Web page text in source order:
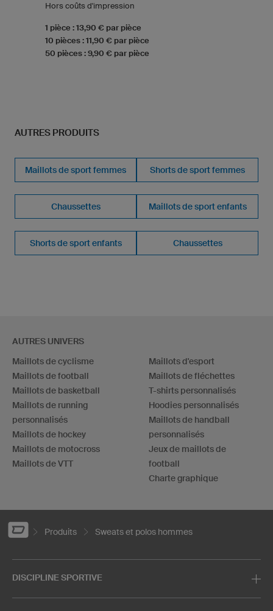
Hors coûts d'impression
1 pièce : 13,90 € par pièce
10 pièces : 11,90 € par pièce
50 pièces : 9,90 € par pièce
AUTRES PRODUITS
Maillots de sport femmes Shorts de sport femmes
Chaussettes Maillots de sport enfants
Shorts de sport enfants Chaussettes
AUTRES UNIVERS
Maillots de cyclisme
Maillots de football
Maillots de basketball
Maillots de running
personnalisés
Maillots de hockey
Maillots de motocross
Maillots de VTT
Maillots d'esport
Maillots de fléchettes
T-shirts personnalisés
Hoodies personnalisés
Maillots de handball
personnalisés
Jeux de maillots de
football
Charte graphique
Produits Sweats et polos hommes
DISCIPLINE SPORTIVE